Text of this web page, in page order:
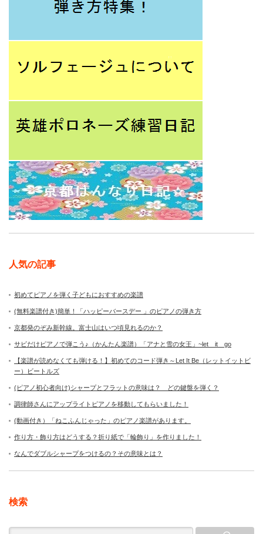
人気の記事
初めてピアノを弾く子どもにおすすめの楽譜
(無料楽譜付き)簡単！「ハッピーバースデー 」のピアノの弾き方
京都発のぞみ新幹線。富士山はいつ頃見れるのか？
サビだけピアノで弾こう♪（かんたん楽譜）「アナと雪の女王」~let it go
【楽譜が読めなくても弾ける！】初めてのコード弾き～Let It Be（レットイットビ
ー）ビートルズ
(ピアノ初心者向け)シャープとフラットの意味は？ どの鍵盤を弾く？
調律師さんにアップライトピアノを移動してもらいました！
(動画付き）「ねこふんじゃった」のピアノ楽譜があります。
作り方・飾り方はどうする？折り紙で「輪飾り」を作りました！
なんでダブルシャープをつけるの？その意味とは？
検索